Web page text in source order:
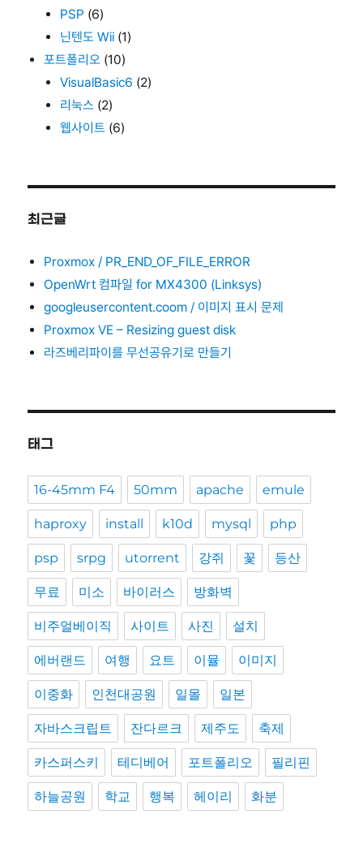
PSP (6)
닌텐도 Wii (1)
포트폴리오 (10)
VisualBasic6 (2)
리눅스 (2)
웹사이트 (6)
최근글
Proxmox / PR_END_OF_FILE_ERROR
OpenWrt 컴파일 for MX4300 (Linksys)
googleusercontent.coom / 이미지 표시 문제
Proxmox VE – Resizing guest disk
라즈베리파이를 무선공유기로 만들기
태그
16-45mm F4 50mm apache emule
haproxy install k10d mysql php
psp srpg utorrent 강쥐 꽃 등산
무료 미소 바이러스 방화벽
비주얼베이직 사이트 사진 설치
에버랜드 여행 요트 이뮬 이미지
이중화 인천대공원 일몰 일본
자바스크립트 잔다르크 제주도 축제
카스퍼스키 테디베어 포트폴리오 필리핀
하늘공원 학교 행복 헤이리 화분